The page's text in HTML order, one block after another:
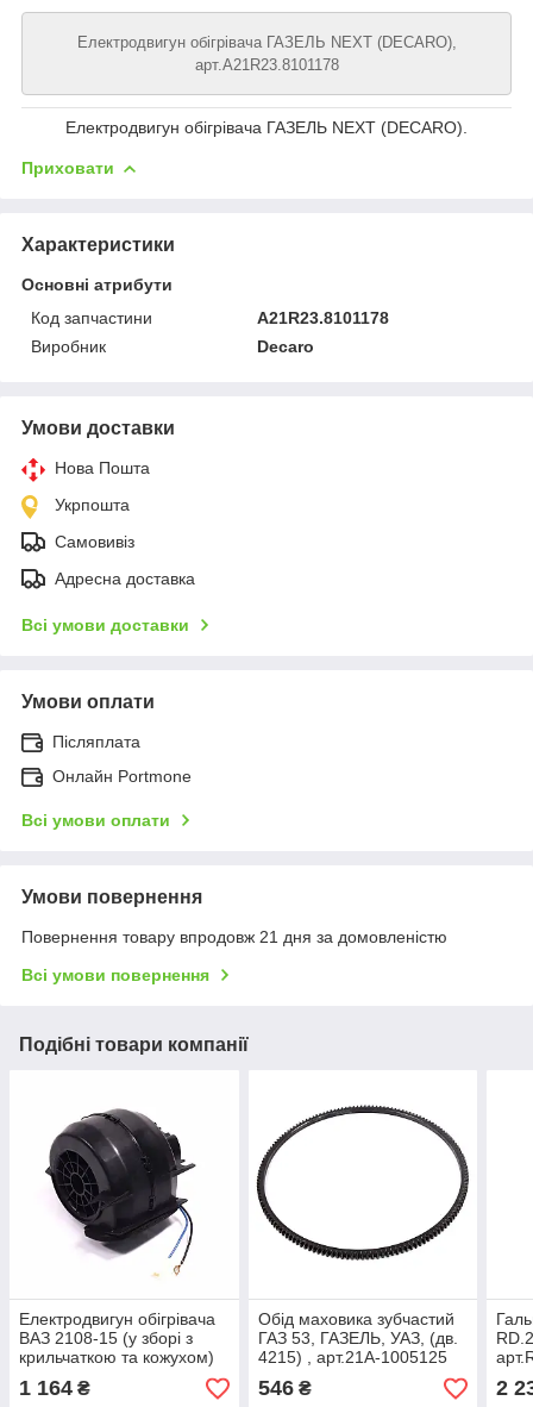
Електродвигун обігрівача ГАЗЕЛЬ NEXT (DECARO),
арт.A21R23.8101178
Електродвигун обігрівача ГАЗЕЛЬ NEXT (DECARO).
Приховати
Характеристики
Основні атрибути
Код запчастини
A21R23.8101178
Виробник
Decaro
Умови доставки
Нова Пошта
Укрпошта
Самовивіз
Адресна доставка
Всі умови доставки
Умови оплати
Післяплата
Онлайн Portmone
Всі умови оплати
Умови повернення
Повернення товару впродовж 21 дня за домовленістю
Всі умови повернення
Подібні товари компанії
Електродвигун обігрівача
ВАЗ 2108-15 (у зборі з
крильчаткою та кожухом)
(DECARO), арт.2108-
8101091
1 164 ₴
Обід маховика зубчастий
ГАЗ 53, ГАЗЕЛЬ, УАЗ, (дв.
4215) , арт.21A-1005125
546₴ 2